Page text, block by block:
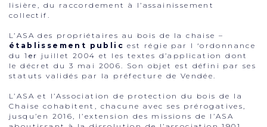
lisière, du raccordement à l’assainissement
collectif.
L’ASA des propriétaires au bois de la chaise –
établissement public est régie par l ‘ordonnance
du 1 er juillet 2004 et les textes d’application dont
le décret du 3 mai 2006. Son objet est défini par ses
statuts validés par la préfecture de Vendée.
L’ASA et l’Association de protection du bois de la
Chaise cohabitent, chacune avec ses prérogatives,
jusqu’en 2016, l’extension des missions de l’ASA